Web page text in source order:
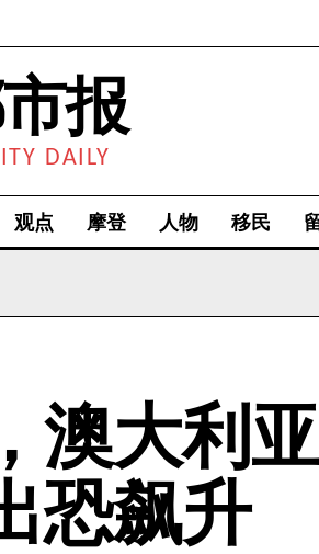
报
DAILY
观点 摩登 人物 移民
澳大利
恐飙升